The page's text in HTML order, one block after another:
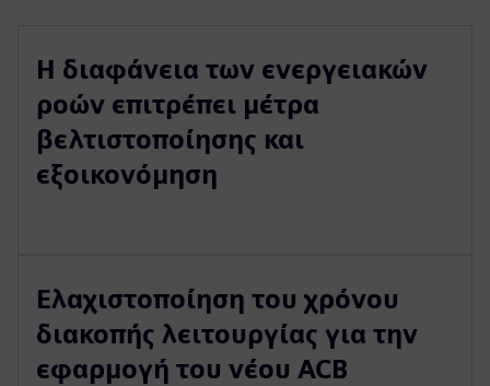
Η διαφάνεια των ενεργειακών
ροών επιτρέπει μέτρα
βελτιστοποίησης και
εξοικονόμηση
Ελαχιστοποίηση του χρόνου
διακοπής λειτουργίας για την
εφαρμογή του νέου ACB